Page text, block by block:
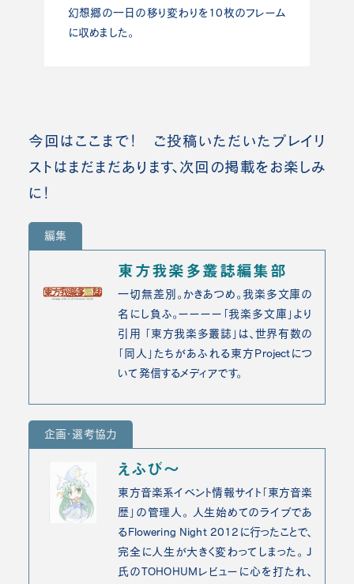
幻想郷の一日の移り変わりを10枚のフレーム
に収めました。
今回はここまで！ ご投稿いただいたプレイリ
ストはまだまだあります、次回の掲載をお楽しみ
に！
編集
東方我楽多叢誌編集部
一切無差別。かきあつめ。我楽多文庫の
名にし負ふ。ーーーー「我楽多文庫」より
引用 「東方我楽多叢誌」は、世界有数の
「同人」たちがあふれる東方Projectにつ
いて発信するメディアです。
企画・選考協力
えふび～
東方音楽系イベント情報サイト「東方音楽
歴」の管理人。 人生始めてのライブであ
るFlowering Night 2012に行ったことで、
完全に人生が大きく変わってしまった。 J
氏のTOHOHUMレビューに心を打たれ、